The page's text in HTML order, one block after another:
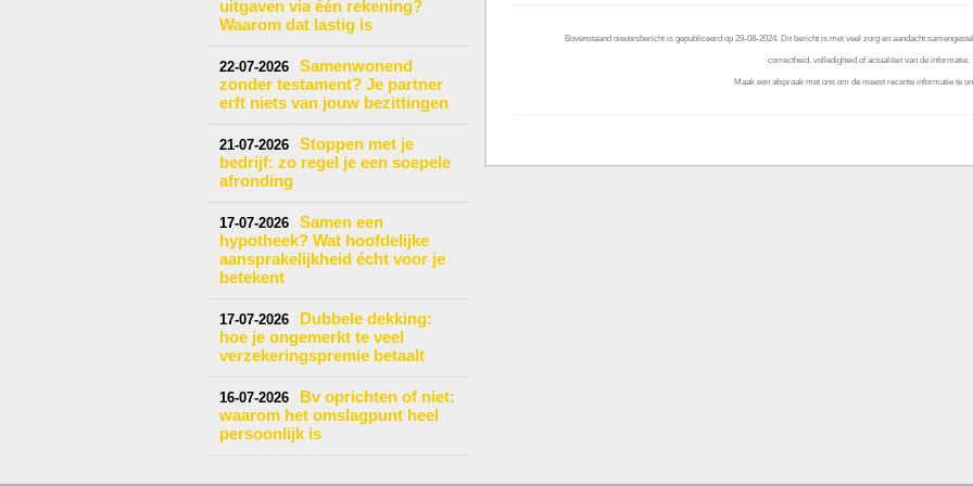
uitgaven via één rekening?
Waarom dat lastig is
22-07-2026
Samenwonend
zonder testament? Je partner
erft niets van jouw bezittingen
21-07-2026
Stoppen met je
bedrijf: zo regel je een soepele
afronding
17-07-2026
Samen een
hypotheek? Wat hoofdelijke
aansprakelijkheid écht voor je
betekent
17-07-2026
Dubbele dekking:
hoe je ongemerkt te veel
verzekeringspremie betaalt
16-07-2026
Bv oprichten of niet:
waarom het omslagpunt heel
persoonlijk is
Bovenstaand nieuwsbericht is gepubliceerd op 29-08-2024. Dit bericht is met veel zorg en aandacht
correctheid, volledigheid of actualiteit van de informatie.
Maak een afspraak met ons om de meest recente informatie te